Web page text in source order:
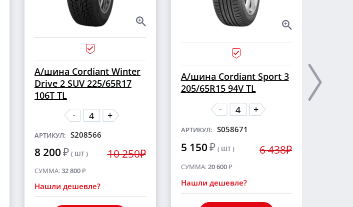
А/шина Cordiant Winter
Drive 2 SUV 225/65R17
106T TL
-
+
АРТИКУЛ: S208566
8 200₽ ( ШТ ) 10 250₽
СУММА:32 800₽
Нашли дешевле?
А/шина Cordiant Sport 3
205/65R15 94V TL
-
+
АРТИКУЛ: S058671
5 150₽ ( ШТ ) 6 438₽
СУММА: 20 600₽
Нашли дешевле?